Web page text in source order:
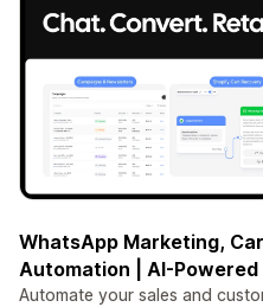
WhatsApp Marketing,
Automation | AI-Powered
Automate your sales and